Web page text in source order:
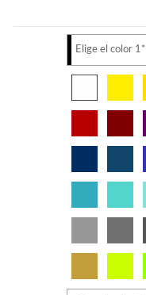
Elige el color 1*